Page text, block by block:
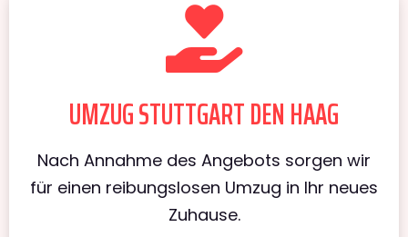
UMZUG STUTTGART DEN HAAG
Nach Annahme des Angebots sorgen wir
für einen reibungslosen Umzug in Ihr neues
Zuhause.